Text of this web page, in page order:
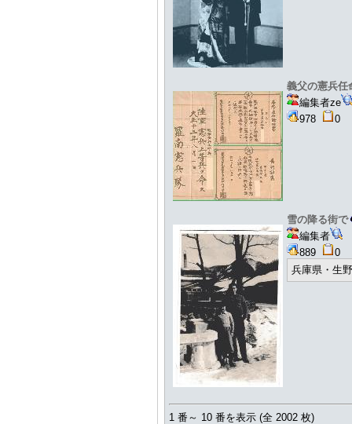
義父の憲
編集者ze
978
0
雪の降る街で
編集者
889
0
兵庫県・生
1 番～ 10 番を表示 (全 2002 枚)